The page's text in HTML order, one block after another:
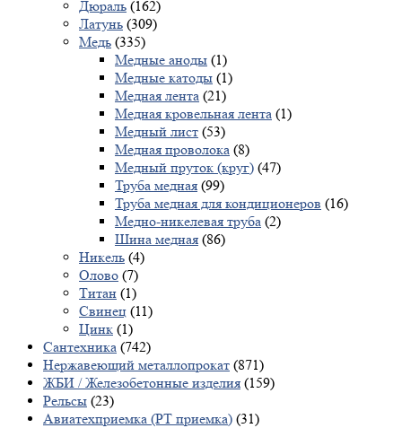
Дюраль (162)
Латунь (309)
Медь (335)
Медные аноды (1)
Медные катоды (1)
Медная лента (21)
Медная кровельная лента (1)
Медный лист (53)
Медная проволока (8)
Медный пруток (круг) (47)
Труба медная (99)
Труба медная для кондиционеров (16)
Медно-никелевая труба (2)
Шина медная (86)
Никель (4)
Олово (7)
Титан (1)
Свинец (11)
Цинк (1)
Сантехника (742)
Нержавеющий металлопрокат (871)
ЖБИ / Железобетонные изделия (159)
Рельсы (23)
Авиатехприемка (РТ приемка) (31)